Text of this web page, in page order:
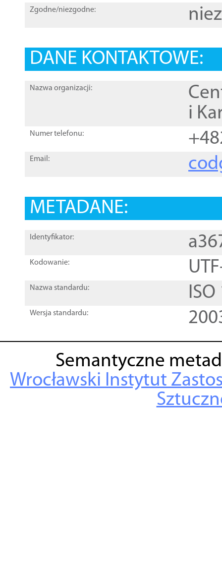
Zgodne/niezgodne:
DANE KONTAKTOWE:
Nazwa organizacji:
i
Numer telefonu:
Email:
METADANE:
Identyfikator:
Kodowanie:
Nazwa standardu:
Wersja standardu:
Semantyczne
Wrocławski Instytut